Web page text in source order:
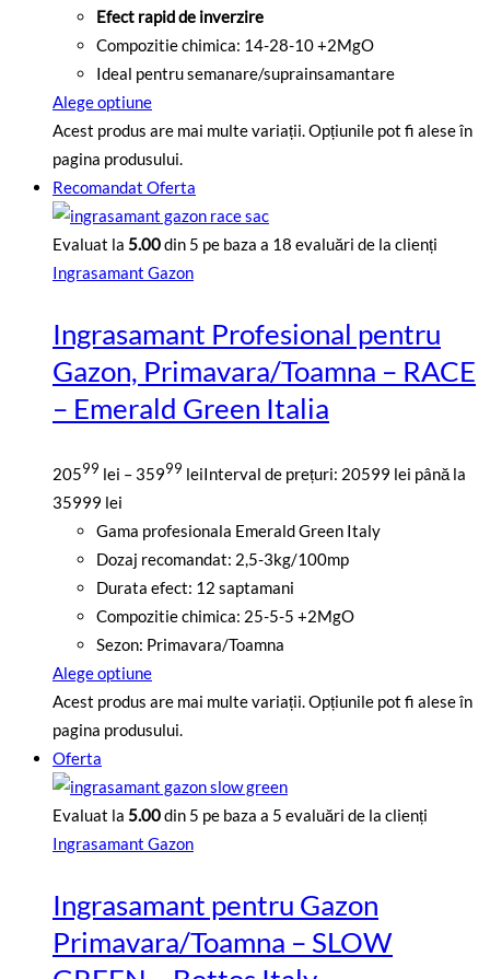
Efect rapid de inverzire
Compozitie chimica: 14-28-10 +2MgO
Ideal pentru semanare/suprainsamantare
Alege optiune
Acest produs are mai multe variații. Opțiunile pot fi alese în
pagina produsului.
Recomandat Oferta
Evaluat la 5.00din 5 pe baza a 18 evaluări de la clienți
Ingrasamant Gazon
Ingrasamant Profesional pentru
Gazon, Primavara/Toamna – RACE
– Emerald Green Italia
20599 lei – 35999 leiInterval de prețuri: 20599 lei până la
35999 lei
Gama profesionala Emerald Green Italy
Dozaj recomandat: 2,5-3kg/100mp
Durata efect: 12 saptamani
Compozitie chimica: 25-5-5 +2MgO
Sezon: Primavara/Toamna
Alege optiune
Acest produs are mai multe variații. Opțiunile pot fi alese în
pagina produsului.
Oferta
Evaluat la 5.00din 5 pe baza a 5 evaluări de la clienți
Ingrasamant Gazon
Ingrasamant pentru Gazon
Primavara/Toamna – SLOW